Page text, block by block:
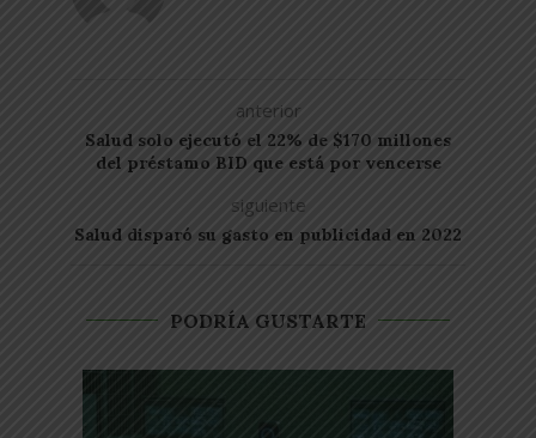
anterior
Salud solo ejecutó el 22% de $170 millones
del préstamo BID que está por vencerse
siguiente
Salud disparó su gasto en publicidad en 2022
PODRÍA GUSTARTE